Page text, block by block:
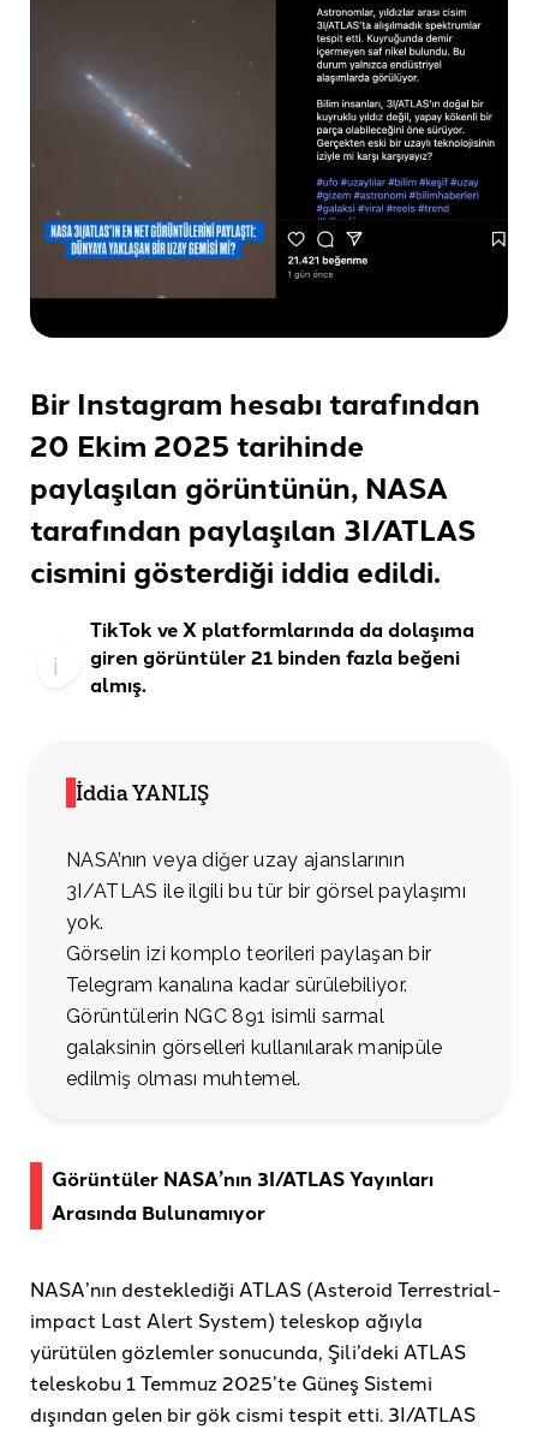
Bir Instagram hesabı tarafından
20 Ekim 2025 tarihinde
paylaşılan görüntünün, NASA
tarafından paylaşılan 3I/ATLAS
cismini gösterdiği iddia edildi.
TikTokveX platformlarında da dolaşıma
giren görüntüler 21 binden fazla beğeni
almış.
İddia YANLIŞ
NASA’nın veya diğer uzay ajanslarının
3I/ATLAS ile ilgili bu tür bir görsel paylaşımı
yok.
Görselin izi komplo teorileri paylaşan bir
Telegram kanalına kadar sürülebiliyor.
Görüntülerin NGC 891 isimli sarmal
galaksinin görselleri kullanılarak manipüle
edilmiş olması muhtemel.
Görüntüler NASA’nın 3I/ATLAS Yayınları
Arasında Bulunamıyor
NASA’nın desteklediği ATLAS (Asteroid Terrestrial-
impact Last Alert System) teleskop ağıyla
yürütülen gözlemler sonucunda, Şili’deki ATLAS
teleskobu 1 Temmuz 2025’te Güneş Sistemi
dışından gelen bir gök cismi tespit etti. 3I/ATLAS